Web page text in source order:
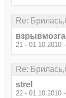
Re:
взрывмозга
21 - 01.10.2010
Re:
strel
22 - 01.10.2010